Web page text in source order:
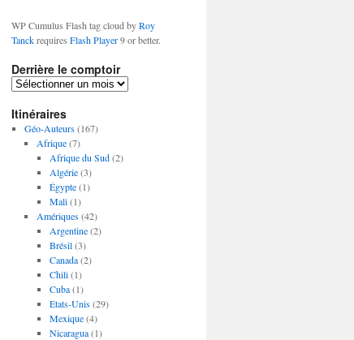
WP Cumulus Flash tag cloud byRoy
Tanckrequires Flash Player9 or better.
Derrière le comptoir
D
r
r
Itinéraires
Géo-Auteurs(167)
Afrique(7)
Afrique du Sud(2)
Algérie(3)
Égypte(1)
Mali(1)
Amériques(42)
Argentine(2)
Brésil(3)
Canada(2)
Chili(1)
Cuba(1)
Etats-Unis(29)
Mexique(4)
Nicaragua(1)